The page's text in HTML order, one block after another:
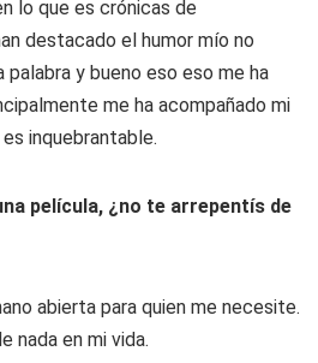
lo que es crónicas de
destacado el humor mío no
palabra y bueno eso eso me ha
me ha acompañado mi
inquebrantable.
película, ¿no te arrepentís de
abierta para quien me necesite.
nada en mi vida.